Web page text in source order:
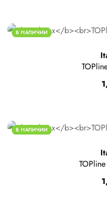
В НАЛИЧИИ
В НАЛИЧИИ